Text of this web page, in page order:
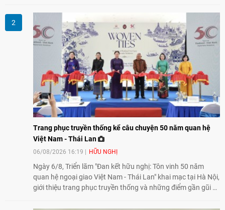
tình hữu nghị, đồng thời từng bước mở rộng hoạt động từ
giao lưu truyền thống sang kết nối địa phương, doanh
nghiệp, giáo dục, văn hóa và thế hệ trẻ, góp phần tăng
cường sự hiểu biết và hợp tác giữa nhân dân hai nước.
Trang phục truyền thống kể câu chuyện 50 năm quan hệ
Việt Nam - Thái Lan
06/08/2026 16:19 HỮU NGHỊ
Ngày 6/8, Triển lãm "Đan kết hữu nghị: Tôn vinh 50 năm
quan hệ ngoại giao Việt Nam - Thái Lan" khai mạc tại Hà Nội,
giới thiệu trang phục truyền thống và những điểm gần gũi về